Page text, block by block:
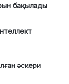
бақылады
әскери